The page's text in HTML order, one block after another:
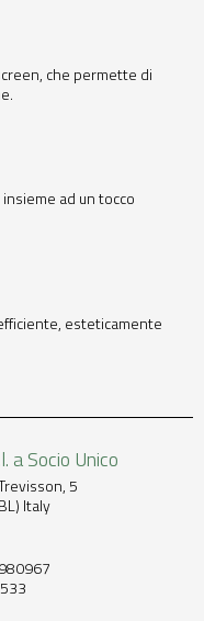
che permette di
ad un tocco
esteticamente
a Socio Unico
5
Italy